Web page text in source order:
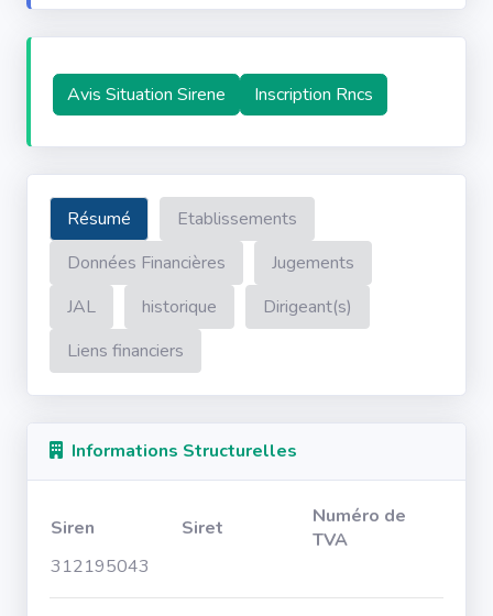
Avis Situation Sirene Inscription Rncs
Résumé
Etablissements
Données Financières
Jugements
JAL
historique
Dirigeant(s)
Liens financiers
Informations Structurelles
Siren Siret
Numéro de
TVA
312195043